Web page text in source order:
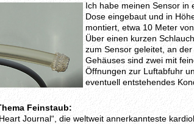
Ich habe meinen Sensor in
Dose eingebaut und in
montiert, etwa 10 Meter
Über einen kurzen
zum Sensor geleitet, an
Gehäuses sind zwei mit
Öffnungen zur Luftabfuhr
eventuell entstehendes
Feinstaub:
Journal“, die weltweit annerkannteste